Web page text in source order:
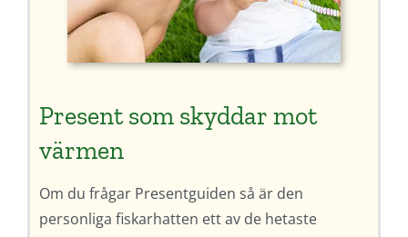
Present som skyddar mot
värmen
Om du frågar Presentguiden så är den
personliga fiskarhatten ett av de hetaste